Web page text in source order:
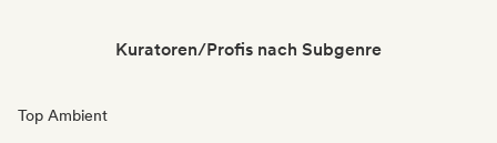
Kuratoren/Profis nach Subgenre
Top Ambient